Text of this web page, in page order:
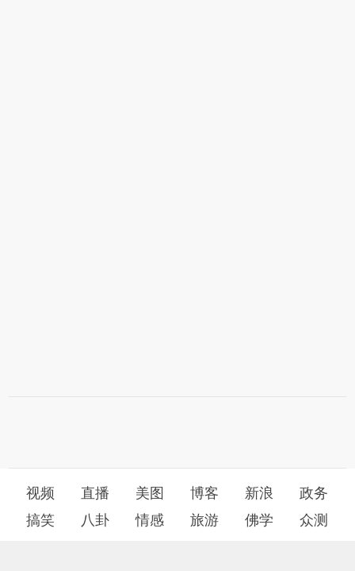
视频 直播 美图 博客 新浪
政务
搞笑
八卦 情感 旅游 佛学 众测